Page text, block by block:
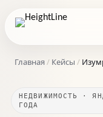
Главная / Кейсы /
НЕДВИЖИМОСТЬ ·
ГОДА